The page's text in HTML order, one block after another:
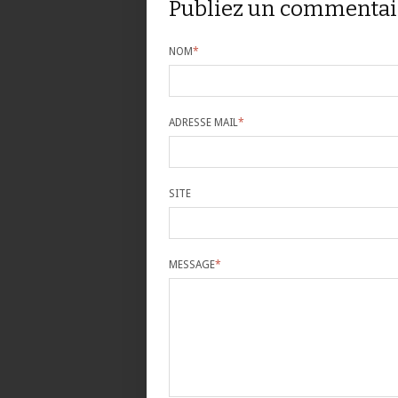
Publiez un
NOM*
ADRESSE MAIL*
SITE
MESSAGE*